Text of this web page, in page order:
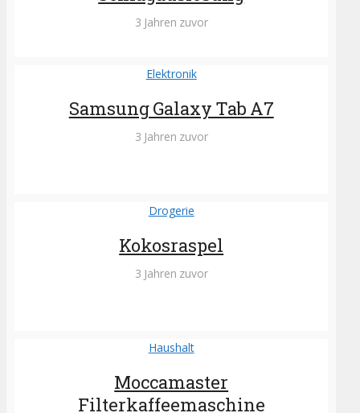
3 Jahren zuvor
Elektronik
Samsung Galaxy Tab A7
3 Jahren zuvor
Drogerie
Kokosraspel
3 Jahren zuvor
Haushalt
Moccamaster
Filterkaffeemaschine